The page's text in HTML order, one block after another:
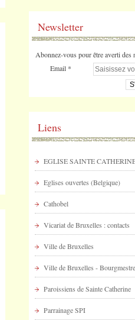
Newsletter
Abonnez-vous pour être averti des
Email
Liens
EGLISE SAINTE
Eglises ouvertes (Belgique)
Cathobel
Vicariat de Bruxelles : contacts
Ville de Bruxelles
Ville de Bruxelles -
Paroissiens de Sainte Catherine
Parrainage SPI